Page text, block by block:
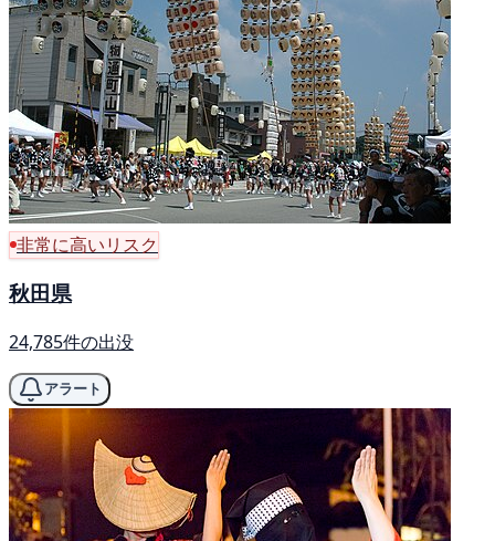
非常に高いリスク
秋田県
24,785件の出没
アラート